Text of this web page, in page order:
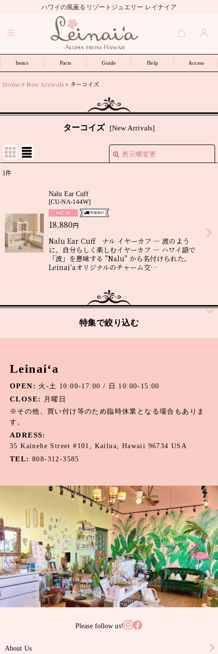
ハワイの風薫るリゾートジュエリー レイナイア
Items Parts Guide Help Access
Home> New Arrivals> ターコイズ
ターコイズ [New Arrivals]
表示順変更
1件
Nalu Ear Cuff
[CU-NA-144W]
18,880円
Nalu Ear Cuff ナル イヤーカフ ― 波のよう
に、自分らしく楽しむイヤーカフ ― ハワイ語で
「波」を意味する "Nalu" から名付けられた、
Leinai‘aオリジナルのチャーム交…
特集で絞り込む
アマゾナイト
アメジスト
オニキス
オパール
カルセドニー
サンゴ
サンライズシェル
スワロフスキークリスタル
ターコイズ
Leinai‘a
OPEN: 火-土 10:00-17:00 / 日 10:00-15:00
CLOSE:
月曜日
※その他、買い付け等のため臨時休業となる場合もありま
す。
ADRESS:
35 Kainehe Street #101, Kailua, Hawaii 96734 USA
TEL: 808-312-3585
Please follow us!
About Us